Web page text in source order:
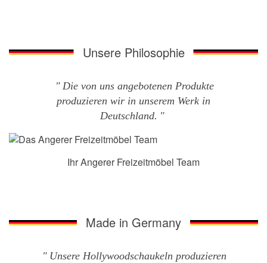
Unsere Philosophie
Die von uns angebotenen Produkte
produzieren wir in unserem Werk in
Deutschland.
Ihr Angerer Freizeitmöbel Team
Made in Germany
Unsere Hollywoodschaukeln produzieren